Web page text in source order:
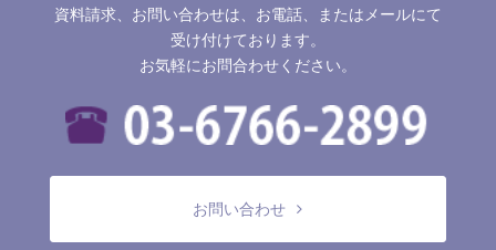
資料請求、お問い合わせは、お電話、またはメールにて
受け付けております。
お気軽にお問合わせください。
お問い合わせ